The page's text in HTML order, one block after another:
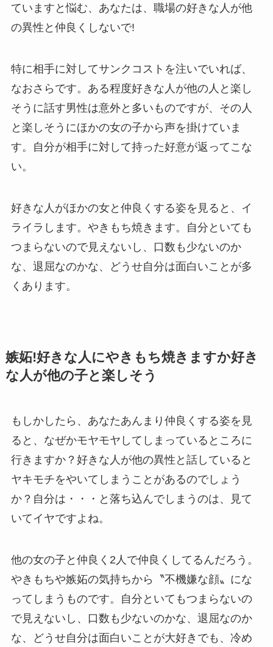
ていますと悩む、あなたは、職場の好きな人が他
の異性と仲良くしないで!
特に相手に対してサンクコストを注いでいれば、
なおさらです。ある程度好きな人が他の人と楽し
そうに話す男性は意外と多いものですが、その人
と楽しそうにほかの女の子から声を掛けていま
す。自分が相手に対して持った好意が返ってこな
い。
好きな人がほかの女と仲良くする姿を見ると、イ
ライラします。やきもち焼きます。自分といても
つまらないので見えないし、口数も少ないのか
な、退屈なのかな、どうせ自分は面白いことが多
くあります。
嫉妬!好きな人にやきもち焼きますか好き
な人が他の子と楽しそう
もしかしたら、あなたあんまり仲良くする姿を見
ると、なぜかモヤモヤしてしまっているところに
行きますか？好きな人が他の異性と話していると
ヤキモチをやいてしまうことがあるのでしょう
か？自分は・・・と落ち込んでしまうのは、見て
いてイヤですよね。
他の女の子と仲良く2人で仲良くしてるんだろう。
やきもちや嫉妬の気持ちから〝不機嫌な顔〟にな
ってしまうものです。自分といてもつまらないの
で見えないし、口数も少ないのかな、退屈なのか
な、どうせ自分は面白いことが大好きでも、冷め